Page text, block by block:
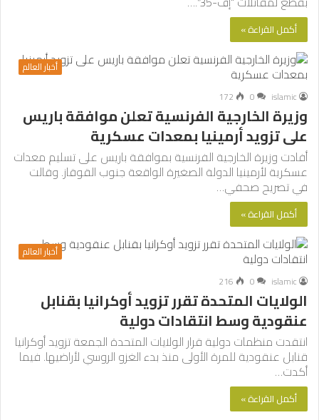
أكمل القراءة »
أخبار العالم
islamic
0
172
وزيرة الخارجية الفرنسية تعلن موافقة باريس
على تزويد أرمينيا بمعدات عسكرية
أفادت وزيرة الخارجية الفرنسية بموافقة باريس على تسليم معدات
عسكرية لأرمينيا الدولة الصغيرة الواقعة جنوب القوقاز. وقالت
في تصريح صحفي…
أكمل القراءة »
أخبار العالم
islamic
0
216
الولايات المتحدة تقرر تزويد أوكرانيا بقنابل
عنقودية وسط انتقادات دولية
انتقدت منظمات دولية قرار الولايات المتحدة الجمعة تزويد أوكرانيا
قنابل عنقودية للمرة الأولى منذ بدء الغزو الروسي لأراضيها. فيما
أكدت…
أكمل القراءة »